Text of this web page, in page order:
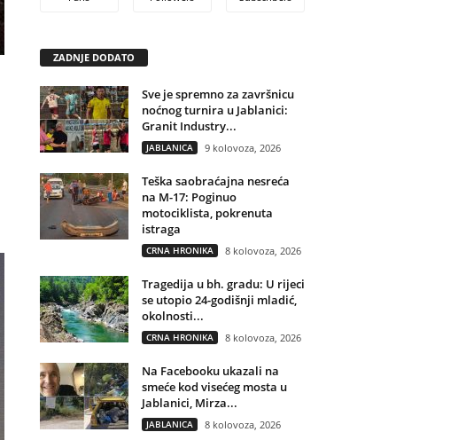
ZADNJE DODATO
Sve je spremno za završnicu
noćnog turnira u Jablanici:
Granit Industry...
JABLANICA 9 kolovoza, 2026
Teška saobraćajna nesreća
na M-17: Poginuo
motociklista, pokrenuta
istraga
CRNA HRONIKA 8 kolovoza, 2026
Tragedija u bh. gradu: U rijeci
se utopio 24-godišnji mladić,
okolnosti...
CRNA HRONIKA 8 kolovoza, 2026
Na Facebooku ukazali na
smeće kod visećeg mosta u
Jablanici, Mirza...
JABLANICA 8 kolovoza, 2026